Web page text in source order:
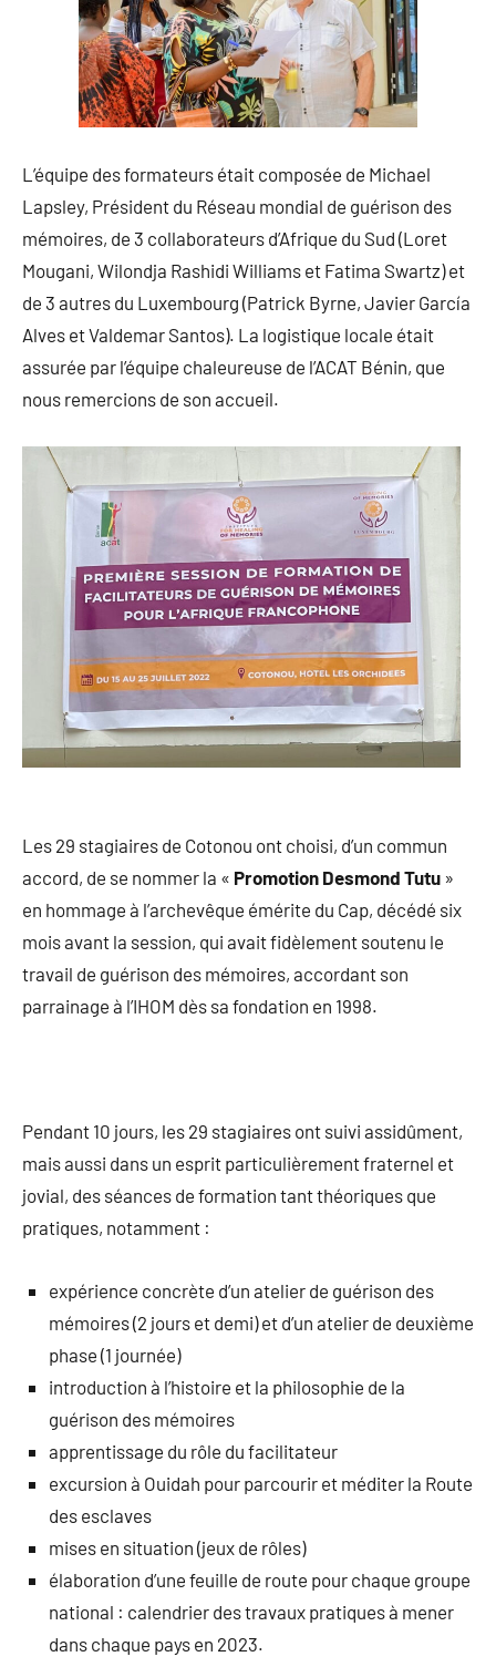
L’équipe des formateurs était composée de Michael
Lapsley, Président du Réseau mondial de guérison des
mémoires, de 3 collaborateurs d’Afrique du Sud (Loret
Mougani, Wilondja Rashidi Williams et Fatima Swartz) et
de 3 autres du Luxembourg (Patrick Byrne, Javier García
Alves et Valdemar Santos). La logistique locale était
assurée par l’équipe chaleureuse de l’ACAT Bénin, que
nous remercions de son accueil.
Les 29 stagiaires de Cotonou ont choisi, d’un commun
accord, de se nommer la « Promotion Desmond Tutu »
en hommage à l’archevêque émérite du Cap, décédé six
mois avant la session, qui avait fidèlement soutenu le
travail de guérison des mémoires, accordant son
parrainage à l’IHOM dès sa fondation en 1998.
Pendant 10 jours, les 29 stagiaires ont suivi assidûment,
mais aussi dans un esprit particulièrement fraternel et
jovial, des séances de formation tant théoriques que
pratiques, notamment :
expérience concrète d’un atelier de guérison des
mémoires (2 jours et demi) et d’un atelier de deuxième
phase (1 journée)
introduction à l’histoire et la philosophie de la
guérison des mémoires
apprentissage du rôle du facilitateur
excursion à Ouidah pour parcourir et méditer la Route
des esclaves
mises en situation (jeux de rôles)
élaboration d’une feuille de route pour chaque groupe
national : calendrier des travaux pratiques à mener
dans chaque pays en 2023.